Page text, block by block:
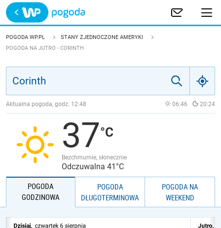
Trwa ładowanie
POLSKA
JAKOŚĆ POWIETRZA
POGODA WP.PL
STANY ZJEDNOCZONE AMERYKI
POGODA NA JUTRO - CORINTH
Aktualna pogoda, godz. 12:48 06:46 20:24
37
Bezchmurnie, słonecznie
Odczuwalna 41°C
POGODA
GODZINOWA
POGODA
DŁUGOTERMINOWA
POGODA NA
WEEKEND